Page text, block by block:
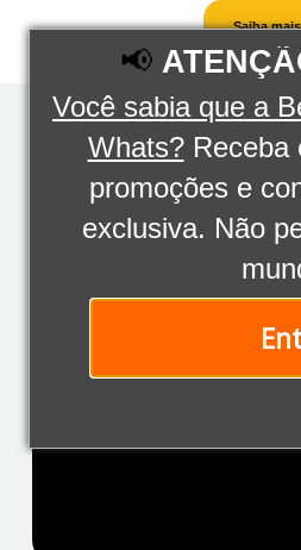
📢
Você sabia que a
Whats?Receba
promoções e
exclusiva. Não
Saiba mais
ANTERIOR
Autosserviço de chopp: como aumentar as vendas do seu bar?
DICAS
você precisa saber!